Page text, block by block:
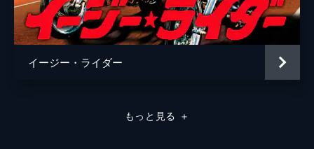
イージー・ライダー
もっと見る ＋